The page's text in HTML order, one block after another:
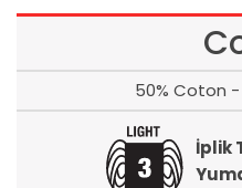
50% Coton
İplik